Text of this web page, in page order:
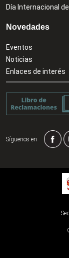
Día Internacional
Novedades
Eventos
Noticias
Enlaces de interés
Síguenos en